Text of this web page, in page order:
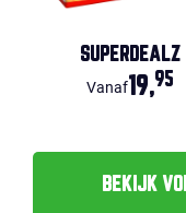
SUPERDEALZ
Vanaf19,95
BEKIJK